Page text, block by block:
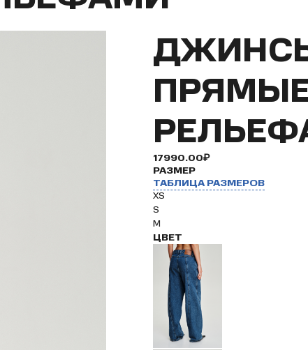
17990.00₽
РАЗМЕР
ТАБЛИЦА РАЗМЕРОВ
XS
S
M
ЦВЕТ